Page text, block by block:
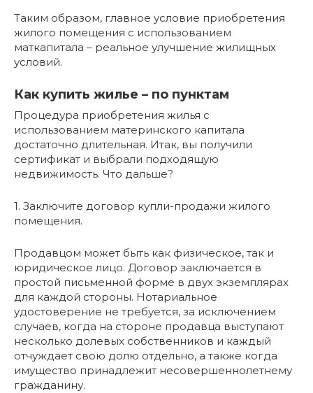
Таким образом, главное условие приобретения
жилого помещения с использованием
маткапитала – реальное улучшение жилищных
условий.
Как купить жилье – по пунктам
Процедура приобретения жилья с
использованием материнского капитала
достаточно длительная. Итак, вы получили
сертификат и выбрали подходящую
недвижимость. Что дальше?
1. Заключите договор купли-продажи жилого
помещения.
Продавцом может быть как физическое, так и
юридическое лицо. Договор заключается в
простой письменной форме в двух экземплярах
для каждой стороны. Нотариальное
удостоверение не требуется, за исключением
случаев, когда на стороне продавца выступают
несколько долевых собственников и каждый
отчуждает свою долю отдельно, а также когда
имущество принадлежит несовершеннолетнему
гражданину.